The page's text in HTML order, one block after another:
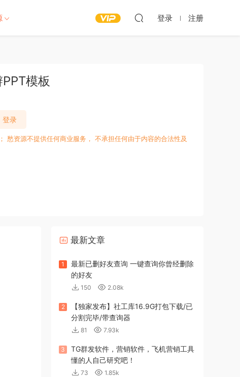
登录 注册
模板
登录
愁资源不提供任何商业服务， 不承担任何由于内容的合法性及
最新文章
1
最新已删好友查询 一键查询你曾经删除
的好友
150 2.08k
2
【独家发布】社工库16.9G打包下载/已
分割完毕/带查询器
81 7.93k
3
TG群发软件，营销软件，飞机营销工具
懂的人自己研究吧！
73 1.85k